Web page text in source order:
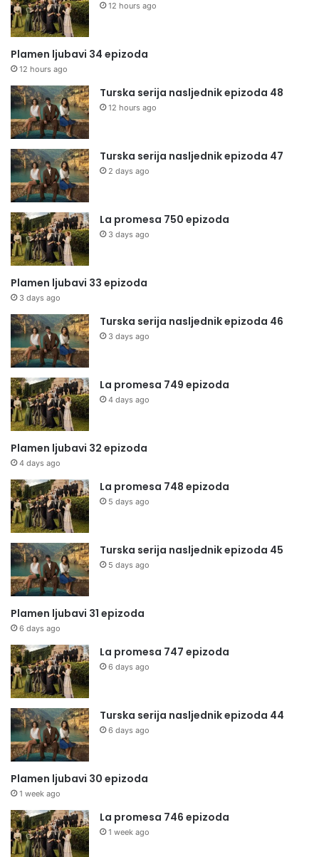
12 hours ago
Plamen ljubavi 34 epizoda
12 hours ago
Turska serija nasljednik epizoda 48
12 hours ago
Turska serija nasljednik epizoda 47
2 days ago
La promesa 750 epizoda
3 days ago
Plamen ljubavi 33 epizoda
3 days ago
Turska serija nasljednik epizoda 46
3 days ago
La promesa 749 epizoda
4 days ago
Plamen ljubavi 32 epizoda
4 days ago
La promesa 748 epizoda
5 days ago
Turska serija nasljednik epizoda 45
5 days ago
Plamen ljubavi 31 epizoda
6 days ago
La promesa 747 epizoda
6 days ago
Turska serija nasljednik epizoda 44
6 days ago
Plamen ljubavi 30 epizoda
1 week ago
La promesa 746 epizoda
1 week ago